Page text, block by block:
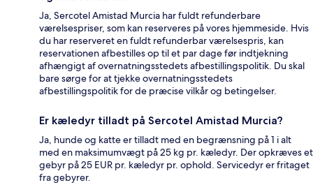
Ja, Sercotel Amistad Murcia har fuldt refunderbare
værelsespriser, som kan reserveres på vores hjemmeside. Hvis
du har reserveret en fuldt refunderbar værelsespris, kan
reservationen afbestilles op til et par dage før indtjekning
afhængigt af overnatningsstedets afbestillingspolitik. Du skal
bare sørge for at tjekke overnatningsstedets
afbestillingspolitik for de præcise vilkår og betingelser.
Er kæledyr tilladt på Sercotel Amistad Murcia?
Ja, hunde og katte er tilladt med en begrænsning på 1 i alt
med en maksimumvægt på 25 kg pr. kæledyr. Der opkræves et
gebyr på 25 EUR pr. kæledyr pr. ophold. Servicedyr er fritaget
fra gebyrer.